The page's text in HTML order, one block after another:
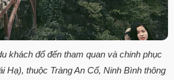
khách đổ đến tham quan và chinh phục
Hạ), thuộc Tràng An Cổ, Ninh Bình thông